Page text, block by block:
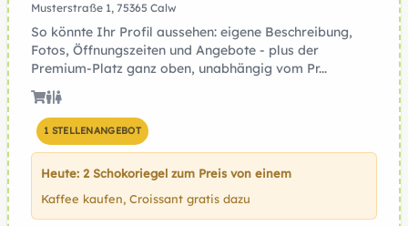
Musterstraße 1, 75365 Calw
So könnte Ihr Profil aussehen: eigene Beschreibung,
Fotos, Öffnungszeiten und Angebote - plus der
Premium-Platz ganz oben, unabhängig vom Pr...
1 STELLENANGEBOT
Heute: 2 Schokoriegel zum Preis von einem
Kaffee kaufen, Croissant gratis dazu